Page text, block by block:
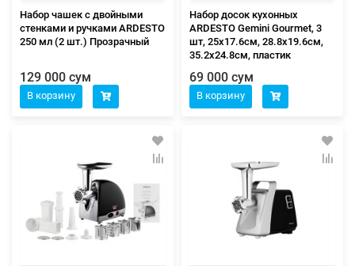
Набор чашек с двойными
стенками и ручками ARDESTO
250 мл (2 шт.) Прозрачный
129 000 сум
В корзину
Набор досок кухонных
ARDESTO Gemini Gourmet, 3
шт, 25х17.6см, 28.8х19.6см,
35.2х24.8см, пластик
69 000 сум
В корзину